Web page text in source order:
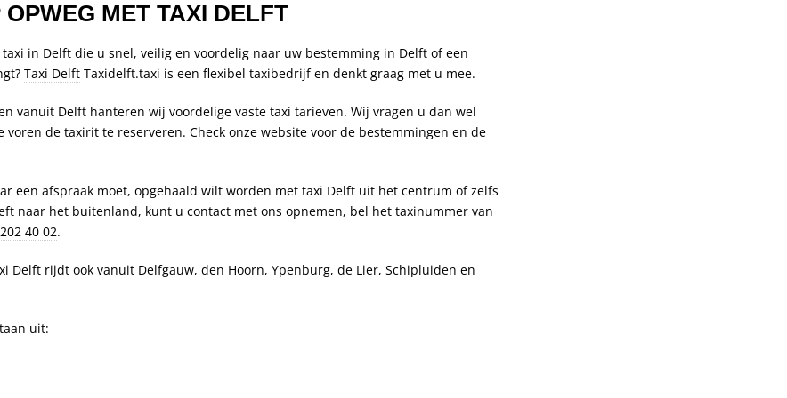
MET TAXI DELFT
in Delft die u snel, veilig en voordelig naar uw bestemming in Delft of een
Taxi DelftTaxidelft.taxi is een flexibel taxibedrijf en denkt graag met u mee.
vanuit Delft hanteren wij voordelige vaste taxi tarieven. Wij vragen u dan wel
voren de taxirit te reserveren. Check onze website voor de bestemmingen en de
een afspraak moet, opgehaald wilt worden met taxi Delft uit het centrum of zelfs
naar het buitenland, kunt u contact met ons opnemen, bel het taxinummer van
40 02.
Delft rijdt ook vanuit Delfgauw, den Hoorn, Ypenburg, de Lier, Schipluiden en
uit: